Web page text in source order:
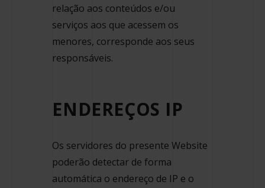
relação aos conteúdos e/ou
serviços aos que acessem os
menores, corresponde aos seus
responsáveis.
ENDEREÇOS IP
Os servidores do presente Website
poderão detectar de forma
automática o endereço de IP e o